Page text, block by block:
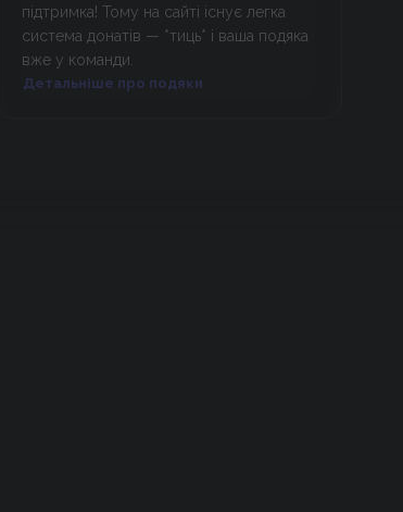
підтримка! Тому на сайті існує легка
система донатів — *тиць* і ваша подяка
вже у команди.
Детальніше про подяки